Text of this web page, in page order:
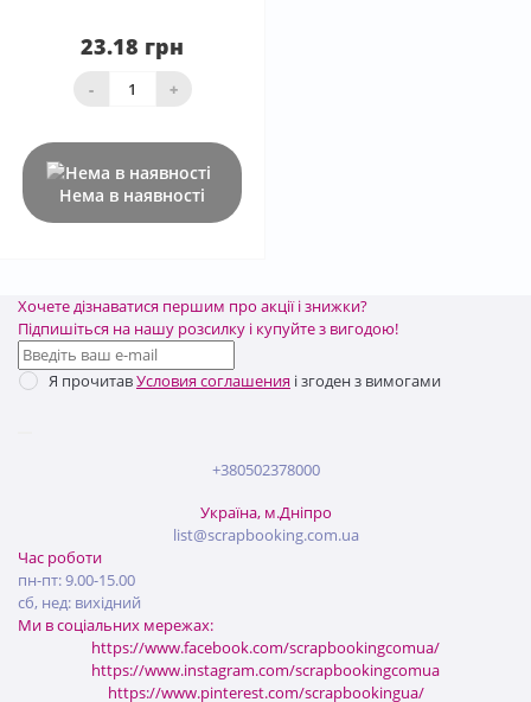
23.18 грн
- +
Нема в наявності
Хочете дізнаватися першим про акції і знижки?
Підпишіться на нашу розсилку і купуйте з вигодою!
Я прочитавУсловия соглашения і згоден з вимогами
+380502378000
Україна, м.Дніпро
list@scrapbooking.com.ua
Час роботи
пн-пт: 9.00-15.00
сб, нед: вихідний
Ми в соціальних мережах:
https://www.facebook.com/scrapbookingcomua/
https://www.instagram.com/scrapbookingcomua
https://www.pinterest.com/scrapbookingua/